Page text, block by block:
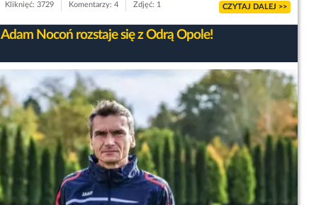
Kliknięć: 3729 Komentarzy: 4 Zdjęć: 1 CZYTAJ DALEJ >>
Adam Nocoń rozstaje się z Odrą Opole!